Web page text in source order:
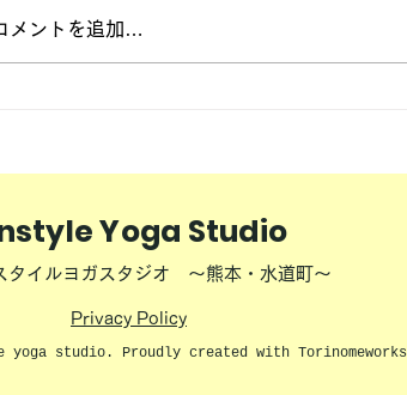
メントを追加…
Yoga Studio
タイルヨガスタジオ ～熊本・水道町～
Privacy Policy
yoga studio. Proudly created with Torinomeworks